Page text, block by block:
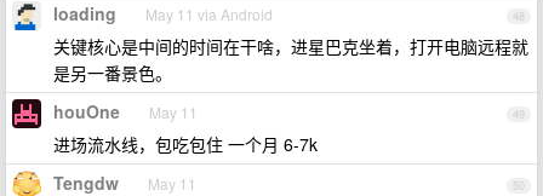
48
loading May 11 via Android
关键核心是中间的时间在干啥，进星巴克坐着，打开电脑远程就
是另一番景色。
49
houOne May 11
进场流水线，包吃包住 一个月 6-7k
50
Tengdw May 11